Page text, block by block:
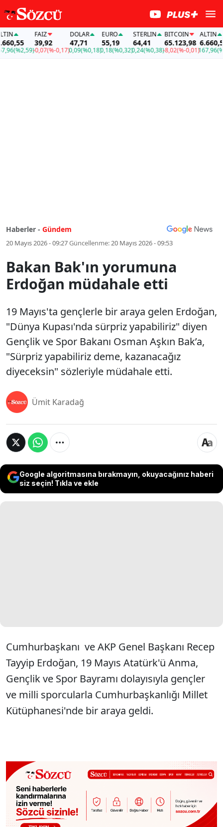
(%2,59)
FAİZ
39,92
-0,07(%-0,17)
DOLAR
47,71
0,09(%0,18)
EURO
55,19
0,18(%0,32)
STERLIN
64,41
0,24(%0,38)
BITCOIN
65.123,98
-8,02(%-0,01)
ALTIN
6.660,55
167,96
Haberler - Gündem
20 Mayıs 2026 - 09:27Güncellenme:20 Mayıs 2026 - 09:53
Bakan Bak'ın yorumuna
Erdoğan müdahale etti
19 Mayıs'ta gençlerle bir araya gelen Erdoğan,
"Dünya Kupası'nda sürpriz yapabiliriz" diyen
Gençlik ve Spor Bakanı Osman Aşkın Bak’a,
"Sürpriz yapabiliriz deme, kazanacağız
diyeceksin" sözleriyle müdahale etti.
Ümit Karadağ
Google algoritmasına bırakmayın, okuyacağınız haberi
siz seçin! Tıkla ve ekle
Cumhurbaşkanı ve AKP Genel Başkanı Recep
Tayyip Erdoğan, 19 Mayıs Atatürk'ü Anma,
Gençlik ve Spor Bayramı dolayısıyla gençler
ve milli sporcularla Cumhurbaşkanlığı Millet
Kütüphanesi'nde bir araya geldi.